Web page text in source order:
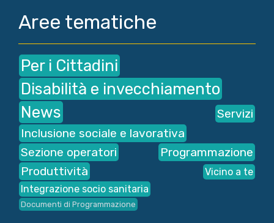
Aree tematiche
Per i Cittadini
Disabilità e invecchiamento
News
Servizi
Inclusione sociale e lavorativa
Sezione operatori
Programmazione
Produttività
Vicino a te
Integrazione socio sanitaria
Documenti di Programmazione